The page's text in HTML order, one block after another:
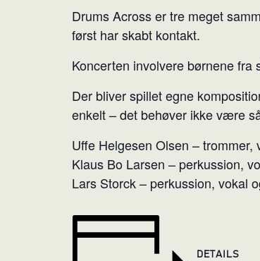
Drums Across er tre meget
først har skabt kontakt.
Koncerten involvere børnene
Der bliver spillet egne
enkelt – det behøver ikke være
Uffe Helgesen Olsen – trommer,
Klaus Bo Larsen – perkussion,
Lars Storck – perkussion, vokal
DETAILS